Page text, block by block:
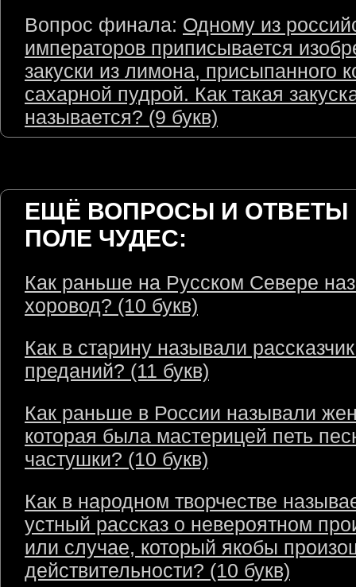
Вопрос финала: Одному из
императоров приписывается
закуски из лимона, присыпанного
сахарной пудрой. Как такая
называется? (9 букв)
ЕЩЁ ВОПРОСЫ И ОТВЕТЫ
ПОЛЕ ЧУДЕС:
Как раньше на Русском Севере
хоровод? (10 букв)
Как в старину называли
преданий? (11 букв)
Как раньше в России называли
которая была мастерицей петь
частушки? (10 букв)
Как в народном творчестве
устный рассказ о невероятном
или случае, который якобы
действительности? (10 букв)